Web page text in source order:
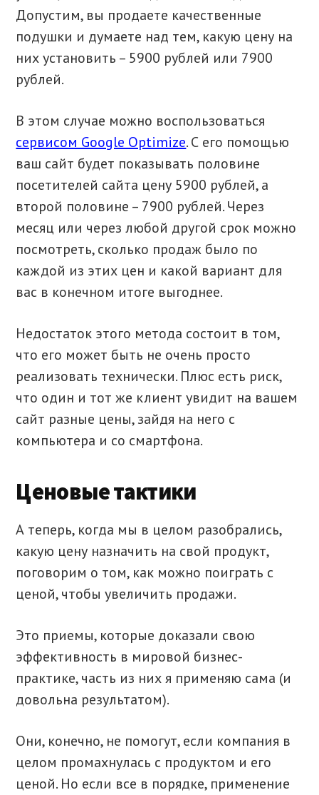
Допустим, вы продаете качественные
подушки и думаете над тем, какую цену на
них установить – 5900 рублей или 7900
рублей.
В этом случае можно воспользоваться
сервисом Google Optimize. С его помощью
ваш сайт будет показывать половине
посетителей сайта цену 5900 рублей, а
второй половине – 7900 рублей. Через
месяц или через любой другой срок можно
посмотреть, сколько продаж было по
каждой из этих цен и какой вариант для
вас в конечном итоге выгоднее.
Недостаток этого метода состоит в том,
что его может быть не очень просто
реализовать технически. Плюс есть риск,
что один и тот же клиент увидит на вашем
сайт разные цены, зайдя на него с
компьютера и со смартфона.
Ценовые тактики
А теперь, когда мы в целом разобрались,
какую цену назначить на свой продукт,
поговорим о том, как можно поиграть с
ценой, чтобы увеличить продажи.
Это приемы, которые доказали свою
эффективность в мировой бизнес-
практике, часть из них я применяю сама (и
довольна результатом).
Они, конечно, не помогут, если компания в
целом промахнулась с продуктом и его
ценой. Но если все в порядке, применение